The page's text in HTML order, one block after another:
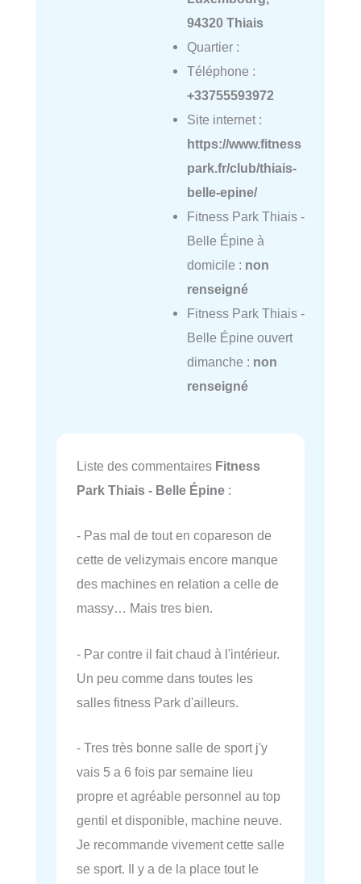
94320 Thiais
Quartier :
Téléphone :
+33755593972
Site internet :
https://www.fitness
park.fr/club/thiais-
belle-epine/
Fitness Park Thiais -
Belle Épine à
domicile : non
renseigné
Fitness Park Thiais -
Belle Épine ouvert
dimanche : non
renseigné
Liste des commentaires Fitness
Park Thiais - Belle Épine :
- Pas mal de tout en copareson de
cette de velizymais encore manque
des machines en relation a celle de
massy… Mais tres bien.
- Par contre il fait chaud à l'intérieur.
Un peu comme dans toutes les
salles fitness Park d'ailleurs.
- Tres très bonne salle de sport j'y
vais 5 a 6 fois par semaine lieu
propre et agréable personnel au top
gentil et disponible, machine neuve.
Je recommande vivement cette salle
se sport. Il y a de la place tout le